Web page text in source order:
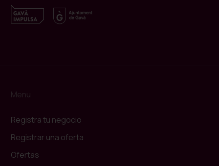
Menu
Registra tu negocio
Registrar una oferta
Ofertas